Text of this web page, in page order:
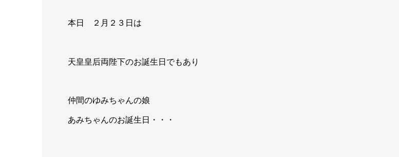
本日 ２月２３日は
天皇皇后両陛下のお誕生日でもあり
仲間のゆみちゃんの娘
あみちゃんのお誕生日・・・